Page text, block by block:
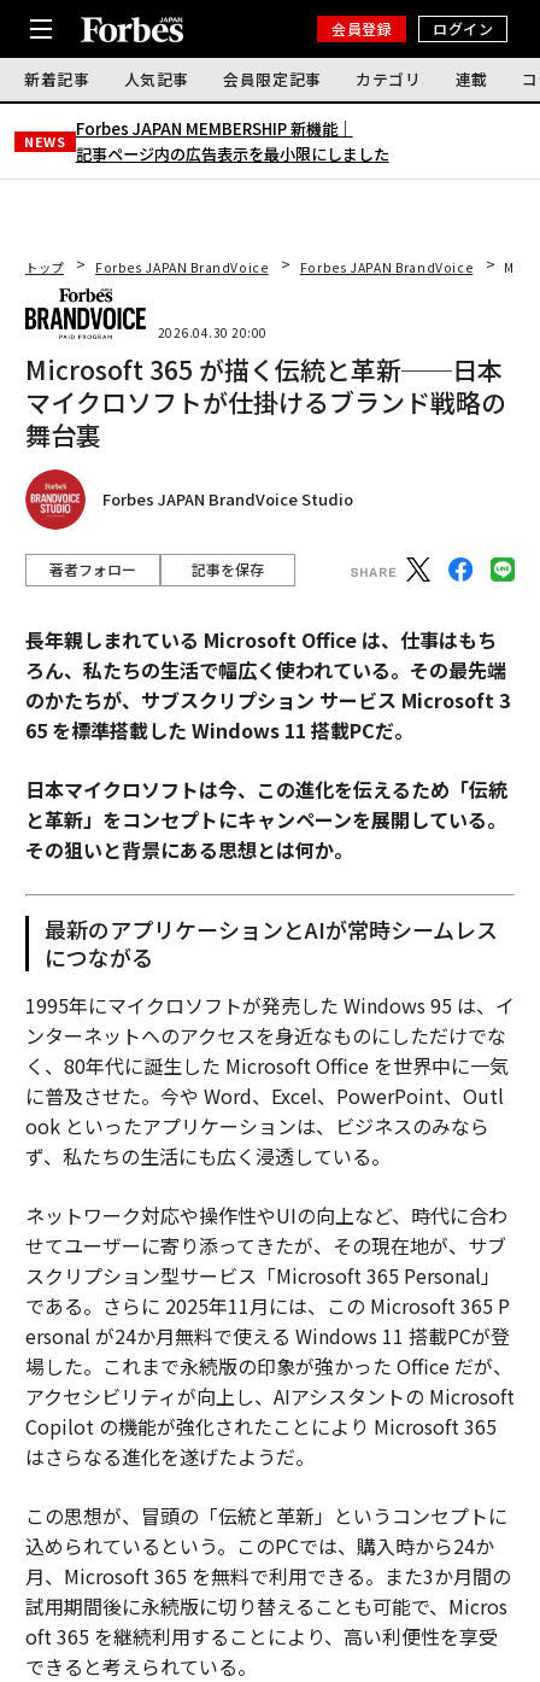
会員登録 ログイン
新着記事 人気記事 会員限定記事 カテゴリ 連載
NEWS
Forbes JAPAN MEMBERSHIP 新機能｜
記事ページ内の広告表示を最小限にしました
トップ Forbes JAPAN BrandVoice Forbes JAPAN BrandVoice
2026.04.30 20:00
Microsoft 365 が描く伝統と革新──日本
マイクロソフトが仕掛けるブランド戦略の
舞台裏
Forbes JAPAN BrandVoice Studio
著者フォロー 記事を保存
長年親しまれている Microsoft Office は、仕事はもち
ろん、私たちの生活で幅広く使われている。その最先端
のかたちが、サブスクリプション サービス Microsoft 3
65 を標準搭載した Windows 11 搭載PCだ。
日本マイクロソフトは今、この進化を伝えるため「伝統
と革新」をコンセプトにキャンペーンを展開している。
その狙いと背景にある思想とは何か。
最新のアプリケーションとAIが常時シームレス
につながる
1995年にマイクロソフトが発売した Windows 95 は、イ
ンターネットへのアクセスを身近なものにしただけでな
く、80年代に誕生した Microsoft Office を世界中に一気
に普及させた。今や Word、Excel、PowerPoint、Outl
ook といったアプリケーションは、ビジネスのみなら
ず、私たちの生活にも広く浸透している。
ネットワーク対応や操作性やUIの向上など、時代に合わ
せてユーザーに寄り添ってきたが、その現在地が、サブ
スクリプション型サービス「Microsoft 365 Personal」
である。さらに 2025年11月には、この Microsoft 365 P
ersonal が24か月無料で使える Windows 11 搭載PCが登
場した。これまで永続版の印象が強かった Office だが、
アクセシビリティが向上し、AIアシスタントの Microsoft
Copilot の機能が強化されたことにより Microsoft 365
はさらなる進化を遂げたようだ。
この思想が、冒頭の「伝統と革新」というコンセプトに
込められているという。このPCでは、購入時から24か
月、Microsoft 365 を無料で利用できる。また3か月間の
試用期間後に永続版に切り替えることも可能で、Micros
oft 365 を継続利用することにより、高い利便性を享受
できると考えられている。